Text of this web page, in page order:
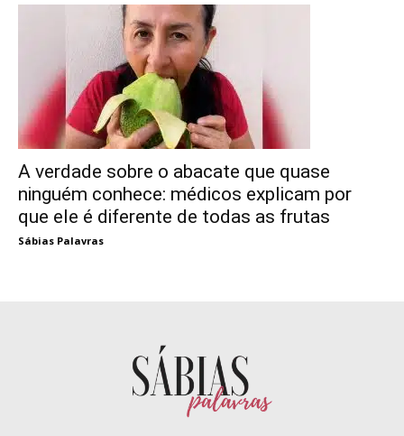
A verdade sobre o abacate que quase
ninguém conhece: médicos explicam por
que ele é diferente de todas as frutas
Sábias Palavras